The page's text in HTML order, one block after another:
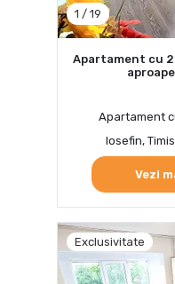
1 / 19
Apartament cu
Apartament
Iosefin,
Vezi
Exclusivitate